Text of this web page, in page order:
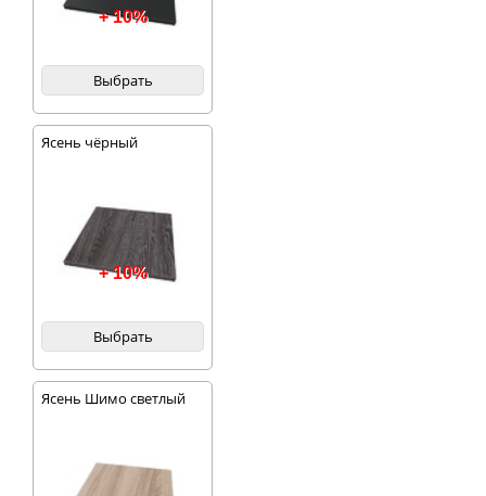
+ 10%
Выбрать
Ясень чёрный
+ 10%
Выбрать
Ясень Шимо светлый